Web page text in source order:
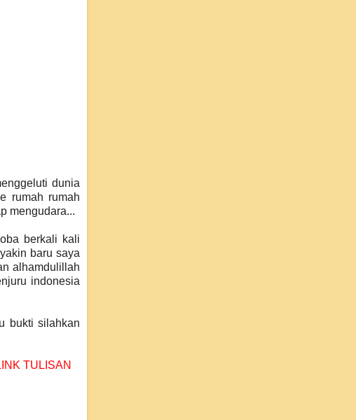
dunia
rumah rumah
mengudara...
berkali kali
baru saya
alhamdulillah
indonesia
bukti silahkan
TULISAN